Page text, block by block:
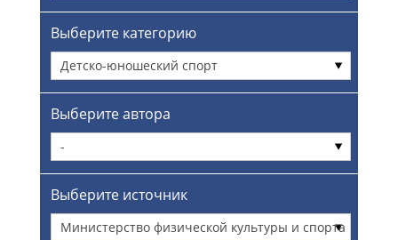
Выберите категорию
Детско-юношеский спорт
Выберите автора
-
Выберите источник
Министерство физической культуры и спорта